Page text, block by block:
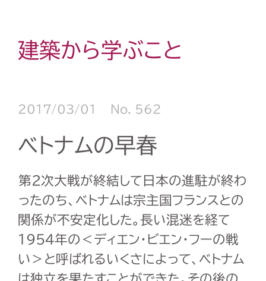
建築から学ぶこと
2017/03/01 No. 562
ベトナムの早春
第２次大戦が終結して日本の進駐が終わ
ったのち、ベトナムは宗主国フランスとの
関係が不安定化した。長い混迷を経て
1954年の＜ディエン・ビエン・フーの戦
い＞と呼ばれるいくさによって、ベトナム